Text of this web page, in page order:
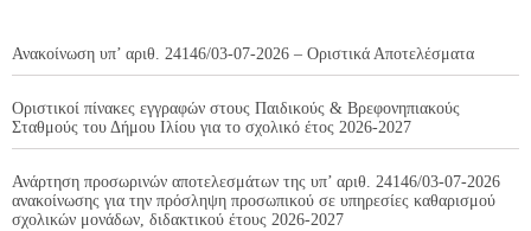
Ανακοίνωση υπ’ αριθ. 24146/03-07-2026 – Οριστικά Αποτελέσματα
Οριστικοί πίνακες εγγραφών στους Παιδικούς & Βρεφονηπιακούς
Σταθμούς του Δήμου Ιλίου για το σχολικό έτος 2026-2027
Ανάρτηση προσωρινών αποτελεσμάτων της υπ’ αριθ. 24146/03-07-2026
ανακοίνωσης για την πρόσληψη προσωπικού σε υπηρεσίες καθαρισμού
σχολικών μονάδων, διδακτικού έτους 2026-2027